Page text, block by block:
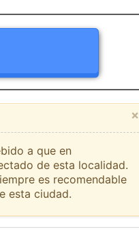
×
a que en
de esta localidad.
es recomendable
esta ciudad.